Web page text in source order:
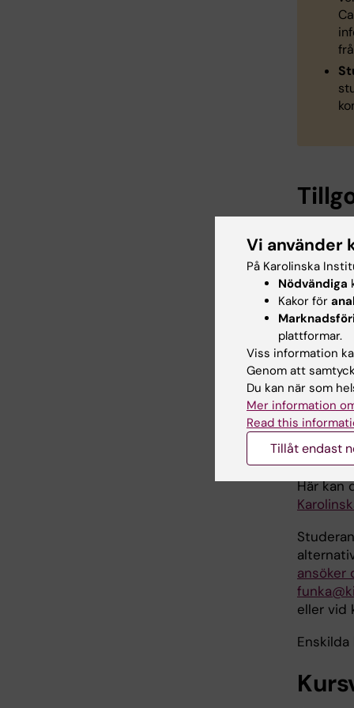
ske så
kan ta
Blankett
E-post:
Här kan
ansöker
eller vid
Vi använder
På Karolinska
Nödvändiga
Kakor för
plattformar.
Viss information
Genom att
Du kan när som
Mer information
Read this
Tillåt endast